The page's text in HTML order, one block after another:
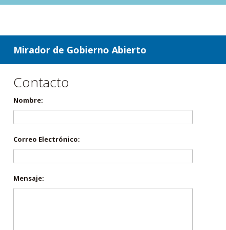
ir a contenido
ir al menú
Mirador de Gobierno Abierto
Contacto
Nombre:
Correo Electrónico:
Mensaje: